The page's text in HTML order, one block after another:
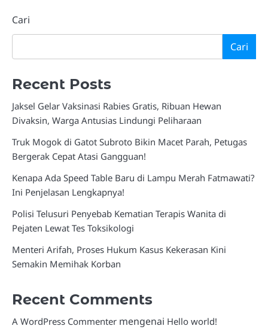
Cari
Cari
Recent Posts
Jaksel Gelar Vaksinasi Rabies Gratis, Ribuan Hewan
Divaksin, Warga Antusias Lindungi Peliharaan
Truk Mogok di Gatot Subroto Bikin Macet Parah, Petugas
Bergerak Cepat Atasi Gangguan!
Kenapa Ada Speed Table Baru di Lampu Merah Fatmawati?
Ini Penjelasan Lengkapnya!
Polisi Telusuri Penyebab Kematian Terapis Wanita di
Pejaten Lewat Tes Toksikologi
Menteri Arifah, Proses Hukum Kasus Kekerasan Kini
Semakin Memihak Korban
Recent Comments
A WordPress Commenter mengenai Hello world!